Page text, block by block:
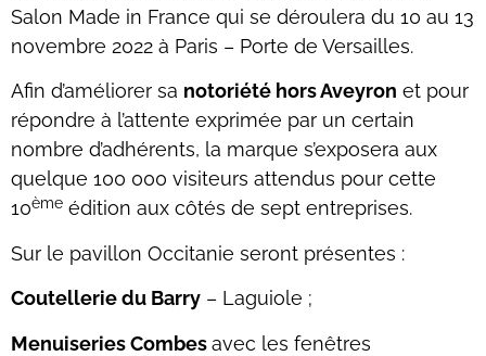
Salon Made in France qui se déroulera du 10 au 13
novembre 2022 à Paris – Porte de Versailles.
Afin d’améliorer sa notoriété hors Aveyron et pour
répondre à l’attente exprimée par un certain
nombre d’adhérents, la marque s’exposera aux
quelque 100 000 visiteurs attendus pour cette
10ème édition aux côtés de sept entreprises.
Sur le pavillon Occitanie seront présentes :
Coutellerie du Barry – Laguiole ;
Menuiseries Combesavec les fenêtres